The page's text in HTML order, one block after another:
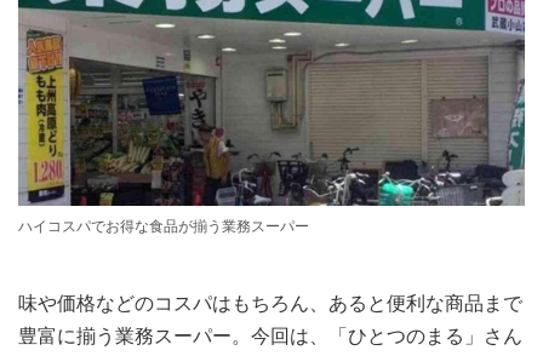
ハイコスパでお得な食品が揃う業務スーパー
味や価格などのコスパはもちろん、あると便利な商品まで
豊富に揃う業務スーパー。今回は、「ひとつのまる」さん